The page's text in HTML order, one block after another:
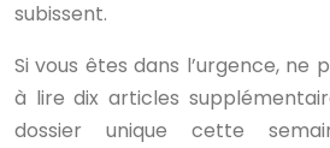
subissent.
Si vous êtes dans l’urgence, ne
à lire dix articles
dossier unique cette